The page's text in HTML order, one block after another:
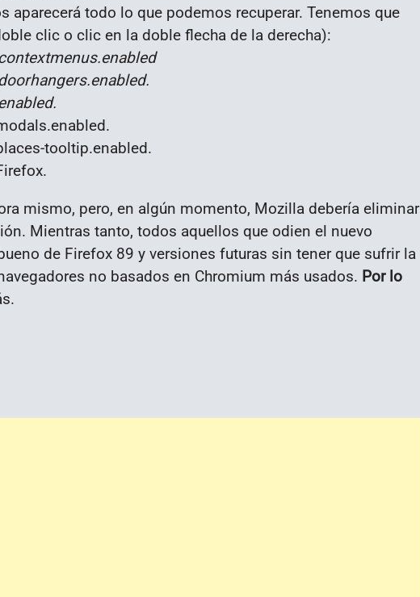
aparecerá todo lo que podemos recuperar. Tenemos que
clic o clic en la doble flecha de la derecha):
tooltip.enabled.
mismo, pero, en algún momento, Mozilla debería eliminar
Mientras tanto, todos aquellos que odien el nuevo
de Firefox 89 y versiones futuras sin tener que sufrir la
no basados en Chromium más usados. Por lo